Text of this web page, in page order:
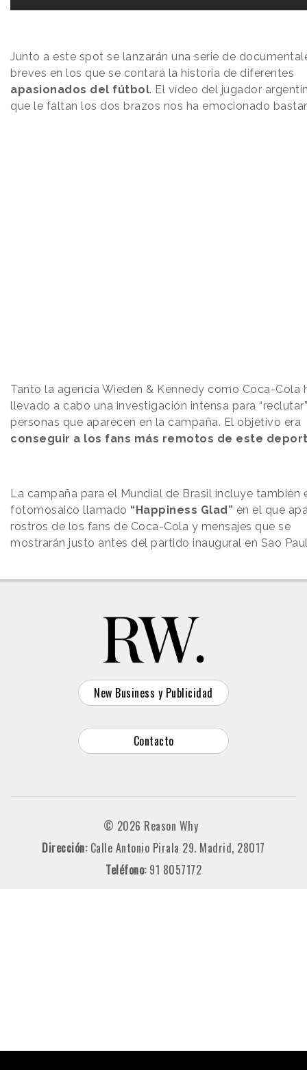
Junto a este spot se lanzarán una serie de
breves en los que se contará la historia de diferentes
apasionados del fútbol. El vídeo del jugador
que le faltan los dos brazos nos ha emocionado
Tanto la agencia Wieden & Kennedy como Coca-Cola
llevado a cabo una investigación intensa para
personas que aparecen en la campaña. El objetivo era
conseguir a los fans más remotos de este
La campaña para el Mundial de Brasil incluye también
fotomosaico llamado “Happiness Glad” en el que
rostros de los fans de Coca-Cola y mensajes que se
mostrarán justo antes del partido inaugural en Sao
New Business y Publicidad
Contacto
© 2026 Reason Why
Dirección: Calle Antonio Pirala 29. Madrid, 28017
Teléfono: 91 8057172